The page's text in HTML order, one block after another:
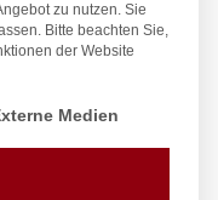
MwSt.
zu nutzen. Sie
Bitte beachten Sie,
der Website
erteilt werden kann.
Medien